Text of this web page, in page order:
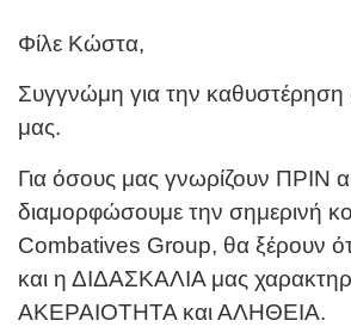
Φίλε Κώστα,
Συγγνώμη για την
μας.
Για όσους μας γνωρίζουν ΠΡΙΝ
διαμορφώσουμε την σημερινή
Combatives Group, θα ξέρουν
και η ΔΙΔΑΣΚΑΛΙΑ μας
ΑΚΕΡΑΙΟΤΗΤΑ και ΑΛΗΘΕΙΑ.